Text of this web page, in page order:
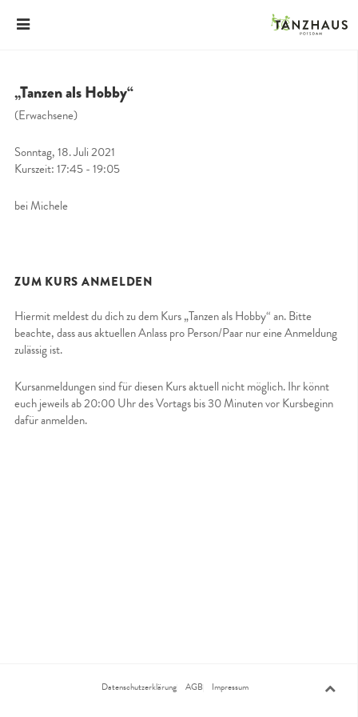
„Tanzen als Hobby“
(Erwachsene)
Sonntag, 18. Juli 2021
Kurszeit: 17:45 - 19:05
bei Michele
ZUM KURS ANMELDEN
Hiermit meldest du dich zu dem Kurs „Tanzen als Hobby“ an. Bitte
beachte, dass aus aktuellen Anlass pro Person/Paar nur eine Anmeldung
zulässig ist.
Kursanmeldungen sind für diesen Kurs aktuell nicht möglich. Ihr könnt
euch jeweils ab 20:00 Uhr des Vortags bis 30 Minuten vor Kursbeginn
dafür anmelden.
Datenschutzerklärung AGB Impressum